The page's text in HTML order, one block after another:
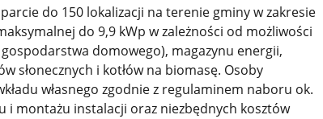
do 150 lokalizacji na terenie gminy w zakresie
do 9,9 kWp w zależności od możliwości
domowego), magazynu energii,
słonecznych i kotłów na biomasę. Osoby
własnego zgodnie z regulaminem naboru ok.
i montażu instalacji oraz niezbędnych kosztów